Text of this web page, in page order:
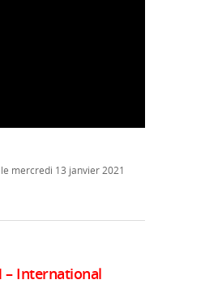
mercredi 13 janvier 2021
– International